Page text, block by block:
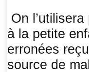
On
à la petite
erronées
source de